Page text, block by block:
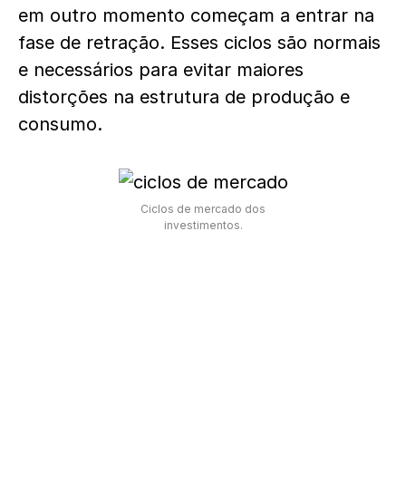
em outro momento começam a entrar na
fase de retração. Esses ciclos são normais
e necessários para evitar maiores
distorções na estrutura de produção e
consumo.
Ciclos de mercado dos
investimentos.